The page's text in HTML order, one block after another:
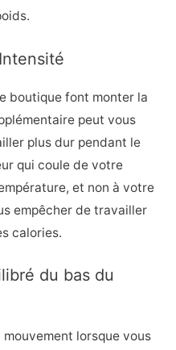
boutique font monter la
peut vous
plus dur pendant le
qui coule de votre
et non à votre
empêcher de travailler
calories.
du bas du
lorsque vous